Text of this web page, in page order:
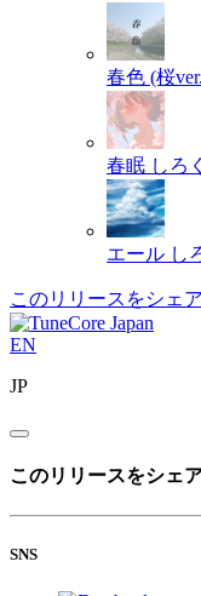
春色 (桜
春眠 しろ
エール し
このリリースをシェア
EN
JP
このリリースをシェ
SNS